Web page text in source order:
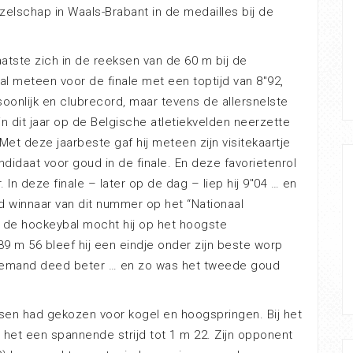
in Waals-Brabant in de medailles bij de
zich in de reeksen van de 60 m bij de
meteen voor de finale met een toptijd van 8″92,
en clubrecord, maar tevens de allersnelste
dit jaar op de Belgische atletiekvelden neerzette
deze jaarbeste gaf hij meteen zijn visitekaartje
voor goud in de finale. En deze favorietenrol
In deze finale – later op de dag – liep hij 9″04 … en
winnaar van dit nummer op het “Nationaal
de hockeybal mocht hij op het hoogste
m 56 bleef hij een eindje onder zijn beste worp
deed beter … en zo was het tweede goud
had gekozen voor kogel en hoogspringen. Bij het
een spannende strijd tot 1 m 22. Zijn opponent